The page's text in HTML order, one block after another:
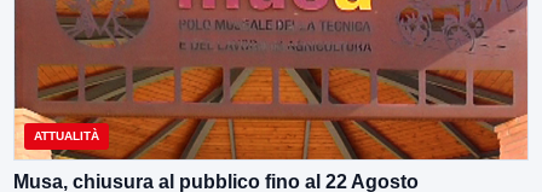
ATTUALITÀ
Musa, chiusura al pubblico fino al 22 Agosto